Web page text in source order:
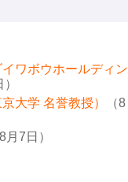
ワボウホールディン
大学 名誉教授）
（8
8月7日）